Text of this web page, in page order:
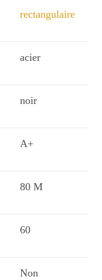
rectangulaire
acier
noir
A+
80 M
60
Non